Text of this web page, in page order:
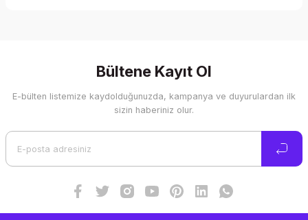
Görüş ve önerileriniz için teşekkür ederiz.
Ürün resmi kalitesiz, bozuk veya görüntülenemiyor.
Bültene Kayıt Ol
E-bülten listemize kaydolduğunuzda, kampanya ve duyurulardan ilk
sizin haberiniz olur.